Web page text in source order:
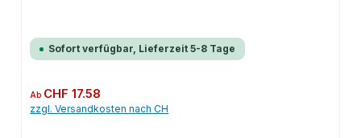
Sofort verfügbar, Lieferzeit 5-8 Tage
Regulärer Preis:
Ab CHF 17.58
zzgl. Versandkosten nach CH